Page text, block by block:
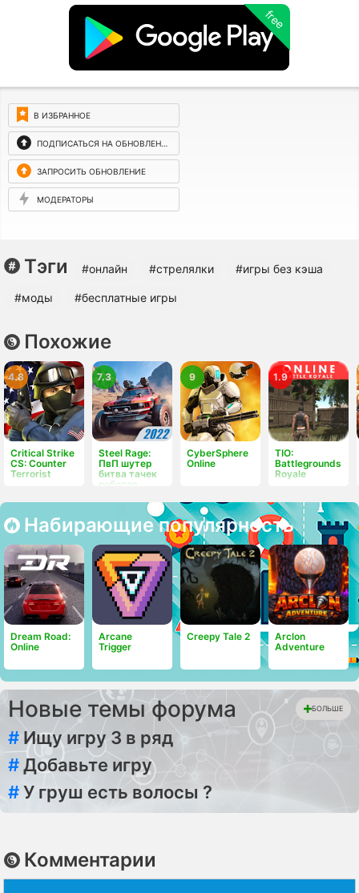
free
В ИЗБРАННОЕ
ПОДПИСАТЬСЯ НА ОБНОВЛЕНИЯ
ЗАПРОСИТЬ ОБНОВЛЕНИЕ
МОДЕРАТОРЫ
Тэги #онлайн #стрелялки #игры без кэша
#моды #бесплатные игры
Похожие
Critical Strike
CS: Counter
Terrorist
4.8
Steel Rage:
ПвП шутер
битва тачек
роботов
7.3
CyberSphere
Online
9
TIO:
Battlegrounds
Royale
1.9
Набирающие популярность
Dream Road:
Online
Arcane
Trigger
Creepy Tale 2
Arclon
Adventure
Новые темы форума БОЛЬШЕ
# Ищу игру 3 в ряд
#Добавьте игру
#У груш есть волосы ?
Комментарии